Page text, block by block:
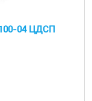
04 ЦДСП